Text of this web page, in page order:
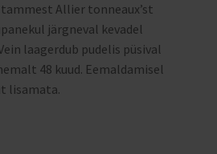
Allier tonneaux’st
järgneval kevadel
laagerdub pudelis püsival
48 kuud. Eemaldamisel
lisamata.